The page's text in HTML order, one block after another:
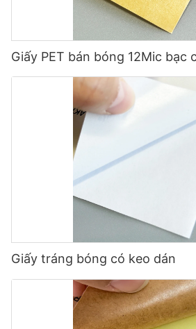
Giấy PET bán bóng 12Mic bạc
Giấy tráng bóng có keo dán